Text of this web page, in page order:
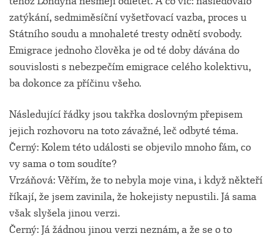
zatýkání, sedmiměsíční vyšetřovací vazba, proces u
Státního soudu a mnohaleté tresty odnětí svobody.
Emigrace jednoho člověka je od té doby dávána do
souvislosti s nebezpečím emigrace celého kolektivu,
ba dokonce za příčinu všeho.
Následující řádky jsou takřka doslovným přepisem
jejich rozhovoru na toto závažné, leč odbyté téma.
Černý: Kolem této události se objevilo mnoho fám, co
vy sama o tom soudíte?
Vrzáňová: Věřím, že to nebyla moje vina, i když někteří
říkají, že jsem zavinila, že hokejisty nepustili. Já sama
však slyšela jinou verzi.
Černý: Já žádnou jinou verzi neznám, a že se o to